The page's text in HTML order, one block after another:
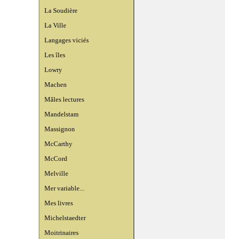
La Soudière
La Ville
Langages viciés
Les îles
Lowry
Machen
Mâles lectures
Mandelstam
Massignon
McCarthy
McCord
Melville
Mer variable...
Mes livres
Michelstaedter
Moitrinaires